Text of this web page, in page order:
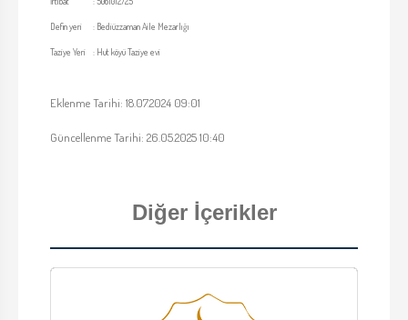
Defin yeri : Bediüzzaman Aile Mezarlığı
Taziye Yeri : Hut köyü Taziye evi
Eklenme Tarihi: 18.07.2024 09:01
Güncellenme Tarihi: 26.05.2025 10:40
Diğer İçerikler